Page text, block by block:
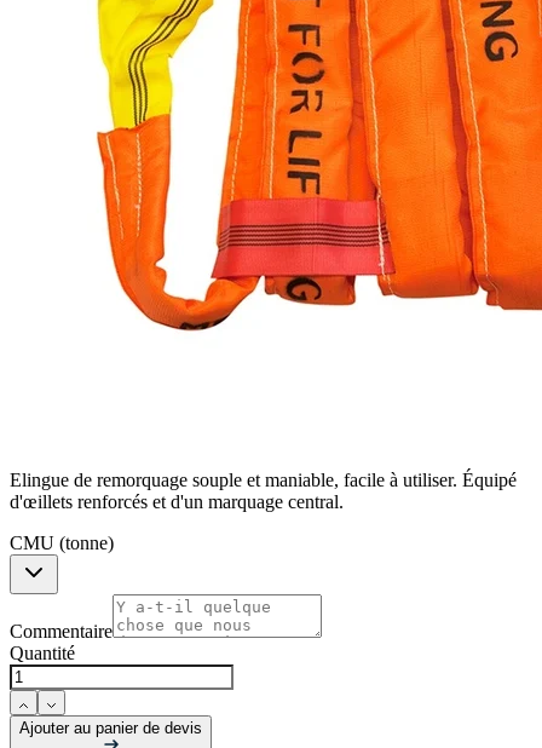
Elingue de remorquage souple et maniable, facile à utiliser. Équipé
d'œillets renforcés et d'un marquage central.
CMU (tonne)
Commentaire
Quantité
Ajouter au panier de devis